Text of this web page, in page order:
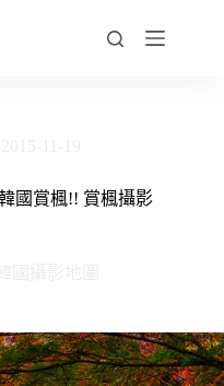
國賞楓!! 賞楓攝影